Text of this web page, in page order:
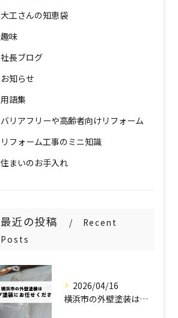
大工さんの知恵袋
趣味
社長ブログ
お知らせ
用語集
バリアフリーや高齢者向けリフォーム
リフォーム工事のミニ知識
住まいのお手入れ
最近の投稿
Recent
Posts
2026/04/16
横浜市の外壁塗装はステップ塗装にお任せください！